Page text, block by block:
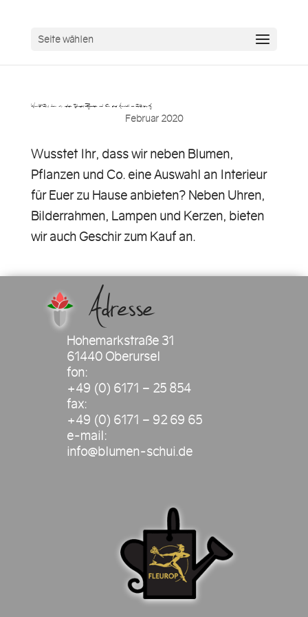
Seite wählen
Wusstet Ihr, dass wir neben Blumen, Pflanzen und Co. eine Auswahl an Interieur f…
Februar 2020
Wusstet Ihr, dass wir neben Blumen,
Pflanzen und Co. eine Auswahl an Interieur
für Euer zu Hause anbieten? Neben Uhren,
Bilderrahmen, Lampen und Kerzen, bieten
wir auch Geschir zum Kauf an.
Adresse
Hohemarkstraße 31
61440 Oberursel
fon:
+49 (0) 6171 – 25 854
fax:
+49 (0) 6171 – 92 69 65
e-mail:
info@blumen-schui.de